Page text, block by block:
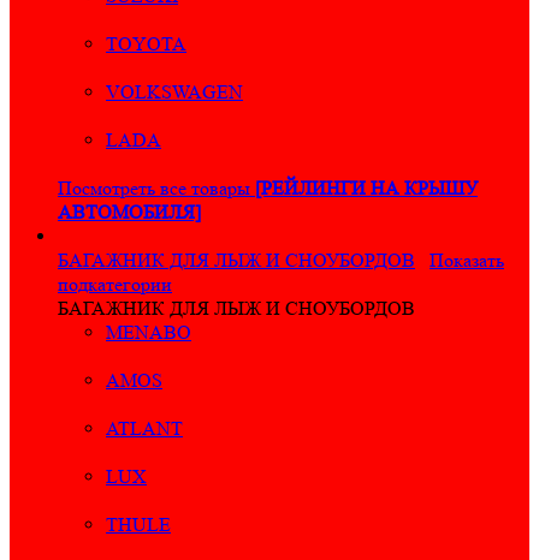
TOYOTA
VOLKSWAGEN
LADA
Посмотреть все товары [РЕЙЛИНГИ НА КРЫШУ
АВТОМОБИЛЯ]
БАГАЖНИК ДЛЯ ЛЫЖ И СНОУБОРДОВ
Показать
подкатегории
БАГАЖНИК ДЛЯ ЛЫЖ И СНОУБОРДОВ
MENABO
AMOS
ATLANT
LUX
THULE